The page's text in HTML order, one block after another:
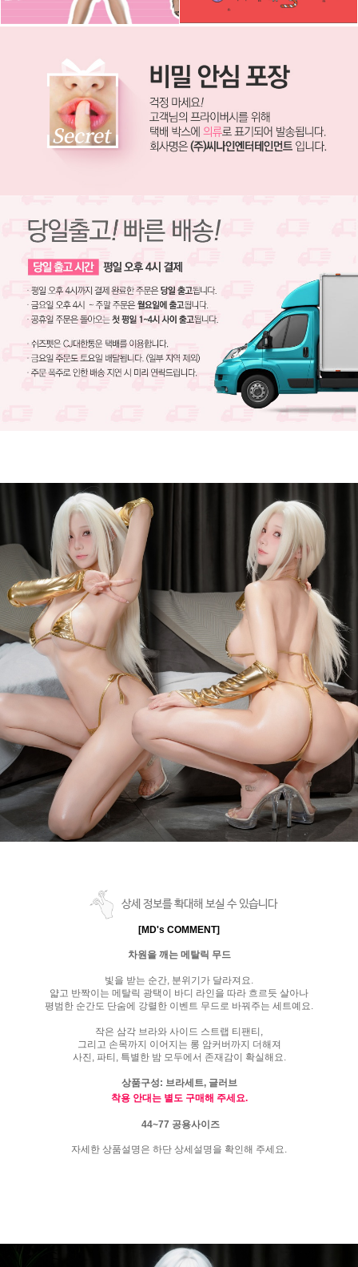
상세 정보를 확대해 보실 수 있습니다
[MD's COMMENT]
차원을 깨는 메탈릭 무드
빛을 받는 순간, 분위기가 달라져요.
얇고 반짝이는 메탈릭 광택이 바디 라인을 따라 흐르듯 살아나
평범한 순간도 단숨에 강렬한 이벤트 무드로 바꿔주는 세트예요.
작은 삼각 브라와 사이드 스트랩 티팬티,
그리고 손목까지 이어지는 롱 암커버까지 더해져
사진, 파티, 특별한 밤 모두에서 존재감이 확실해요.
상품구성: 브라세트, 글러브
착용 안대는 별도 구매해 주세요.
44~77 공용사이즈
자세한 상품설명은 하단 상세설명을 확인해 주세요.